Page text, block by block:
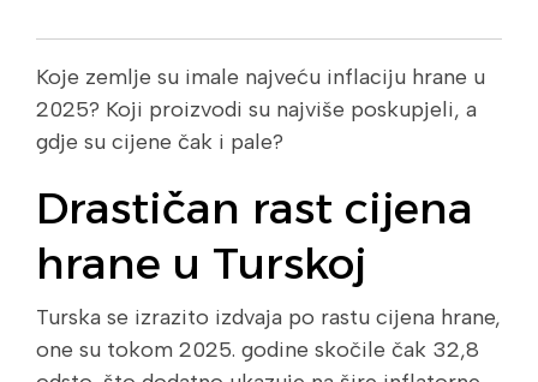
Koje zemlje su imale najveću inflaciju hrane u
2025? Koji proizvodi su najviše poskupjeli, a
gdje su cijene čak i pale?
Drastičan rast cijena
hrane u Turskoj
Turska se izrazito izdvaja po rastu cijena hrane,
one su tokom 2025. godine skočile čak 32,8